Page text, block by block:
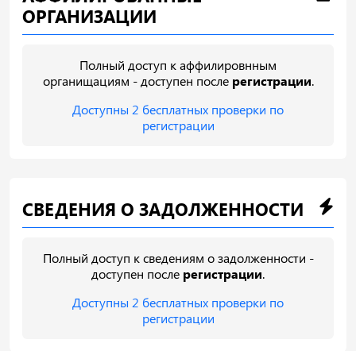
ОРГАНИЗАЦИИ
Полный доступ к аффилировнным
органищациям - доступен после регистрации.
Доступны 2 бесплатных проверки по
регистрации
СВЕДЕНИЯ О ЗАДОЛЖЕННОСТИ
Полный доступ к сведениям о задолженности -
доступен после регистрации.
Доступны 2 бесплатных проверки по
регистрации